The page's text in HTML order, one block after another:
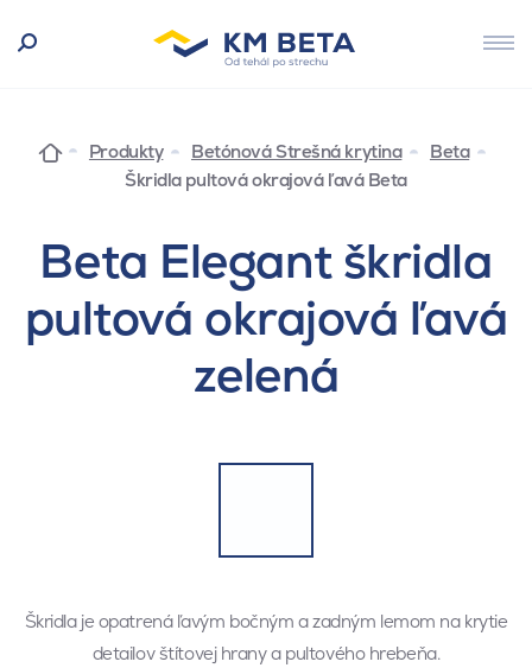
Produkty Betónová Strešná krytina
Beta
Škridla pultová okrajová ľavá Beta
Beta Elegant škridla
pultová okrajová ľavá
zelená
Škridla je opatrená ľavým bočným a zadným lemom na krytie
detailov štítovej hrany a pultového hrebeňa.